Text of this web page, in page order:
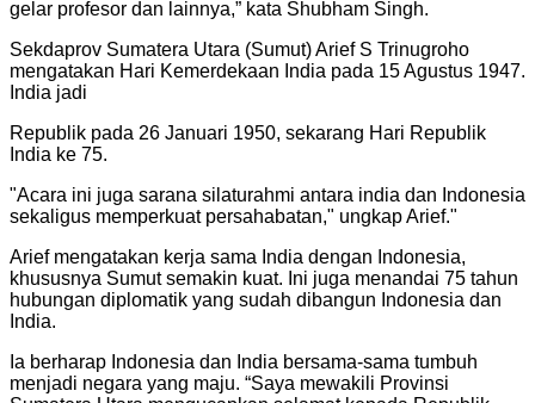
gelar profesor dan lainnya,” kata Shubham Singh.
Sekdaprov Sumatera Utara (Sumut) Arief S Trinugroho
mengatakan Hari Kemerdekaan India pada 15 Agustus 1947.
India jadi
Republik pada 26 Januari 1950, sekarang Hari Republik
India ke 75.
"Acara ini juga sarana silaturahmi antara india dan Indonesia
sekaligus memperkuat persahabatan," ungkap Arief."
Arief mengatakan kerja sama India dengan Indonesia,
khususnya Sumut semakin kuat. Ini juga menandai 75 tahun
hubungan diplomatik yang sudah dibangun Indonesia dan
India.
Ia berharap Indonesia dan India bersama-sama tumbuh
menjadi negara yang maju. “Saya mewakili Provinsi